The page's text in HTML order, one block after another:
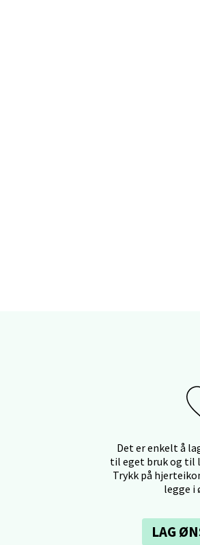
Det er enkelt å
til eget bruk og til
Trykk på
legge i
LAG